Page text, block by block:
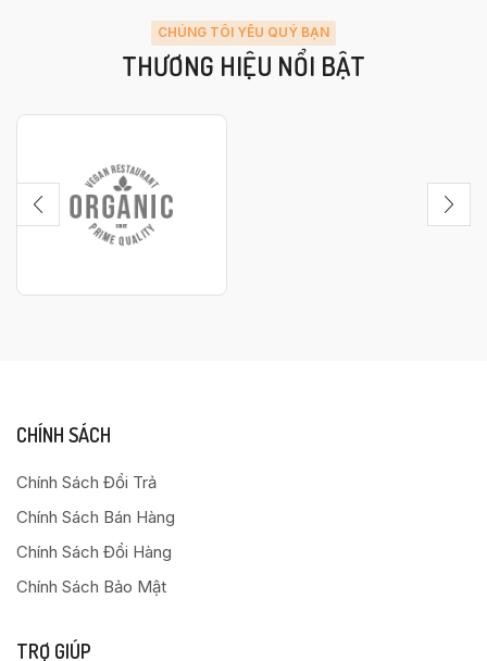
CHÚNG TÔI YÊU QUÝ BẠN
THƯƠNG HIỆU NỔI BẬT
CHÍNH SÁCH
Chính Sách Đổi Trả
Chính Sách Bán Hàng
Chính Sách Đổi Hàng
Chính Sách Bảo Mật
TRỢ GIÚP